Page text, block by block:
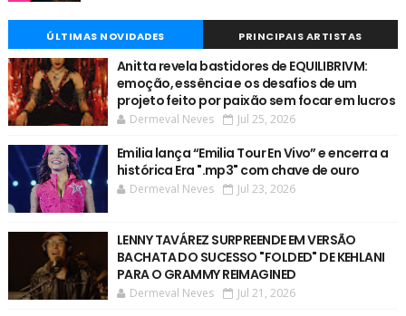
ÚLTIMAS NOVIDADES PRINCIPAIS ARTISTAS
Anitta revela bastidores de EQUILIBRIVM:
emoção, essência e os desafios de um
projeto feito por paixão sem focar em lucros
Dermeval Neves Jul 25, 2026
Emilia lança “Emilia Tour En Vivo” e encerra a
histórica Era ".mp3" com chave de ouro
Dermeval Neves Jul 23, 2026
LENNY TAVÁREZ SURPREENDE EM VERSÃO
BACHATA DO SUCESSO "FOLDED" DE KEHLANI
PARA O GRAMMY REIMAGINED
Dermeval Neves Jul 21, 2026